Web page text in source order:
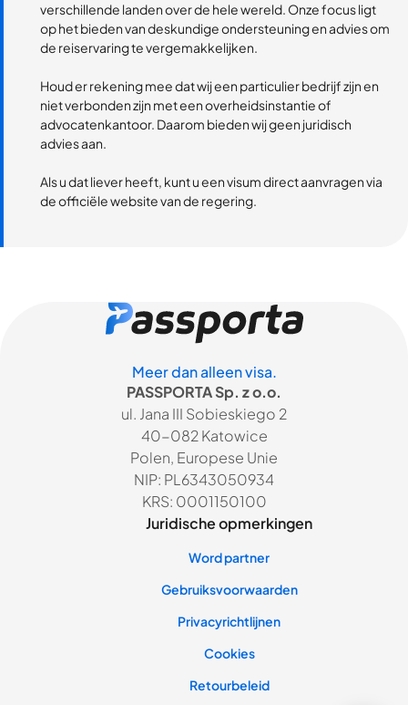
verschillende landen over de hele wereld. Onze focus ligt
op het bieden van deskundige ondersteuning en advies om
de reiservaring te vergemakkelijken.
Houd er rekening mee dat wij een particulier bedrijf zijn en
niet verbonden zijn met een overheidsinstantie of
advocatenkantoor. Daarom bieden wij geen juridisch
advies aan.
Als u dat liever heeft, kunt u een visum direct aanvragen via
de officiële website van de regering.
Meer dan alleen visa.
PASSPORTA Sp. z o.o.
ul. Jana III Sobieskiego 2
40-082 Katowice
Polen, Europese Unie
NIP: PL6343050934
KRS: 0001150100
Juridische opmerkingen
Word partner
Gebruiksvoorwaarden
Privacyrichtlijnen
Cookies
Retourbeleid